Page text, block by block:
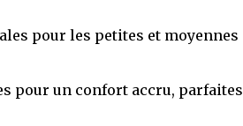
pour les petites et moyennes
pour un confort accru, parfaites